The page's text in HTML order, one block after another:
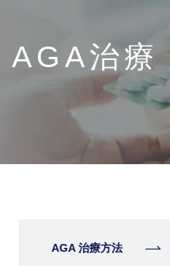
AGA治療
AGA 治療方法